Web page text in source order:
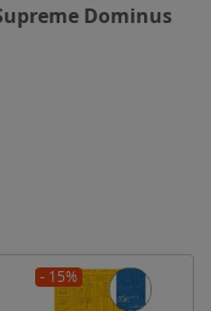
Dominus
- 15%